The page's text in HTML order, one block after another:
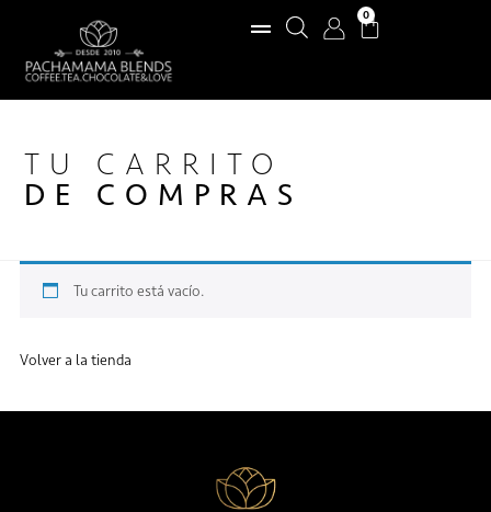
0
TU CARRITO
DE COMPRAS
Tu carrito está vacío.
Volver a la tienda